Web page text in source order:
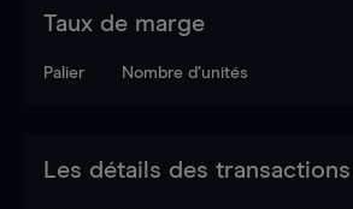
Taux de marge
Palier Nombre d’unités
Les détails des transactions